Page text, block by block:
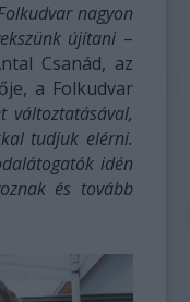
nagyon
újítani –
Csanád, az
a Folkudvar
változtatásával,
tudjuk elérni.
idén
és tovább